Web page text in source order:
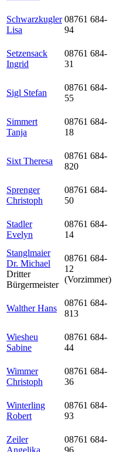
Schwarzkugler
Lisa
08761 684-
94
Setzensack
Ingrid
08761 684-
31
Sigl Stefan
08761 684-
55
Simmert
Tanja
08761 684-
18
Sixt Theresa
08761 684-
820
Sprenger
Christoph
08761 684-
50
Stadler
Evelyn
08761 684-
14
Stanglmaier
Dr. Michael
Dritter
Bürgermeister
08761 684-
12
(Vorzimmer)
Walther Hans
08761 684-
813
Wiesheu
Sabine
08761 684-
44
Wimmer
Christoph
08761 684-
36
Winterling
Robert
08761 684-
93
Zeiler
Angelika
08761 684-
96